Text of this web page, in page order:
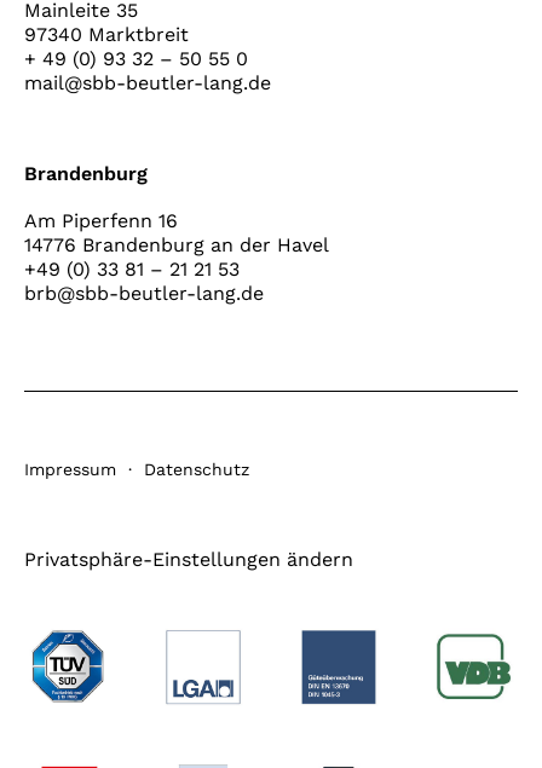
Mainleite 35
97340 Marktbreit
+ 49 (0) 93 32 – 50 55 0
mail@sbb-beutler-lang.de
Brandenburg
Am Piperfenn 16
14776 Brandenburg an der Havel
+49 (0) 33 81 – 21 21 53
brb@sbb-beutler-lang.de
Privatsphäre-Einstellungen ändern
Impressum · Datenschutz